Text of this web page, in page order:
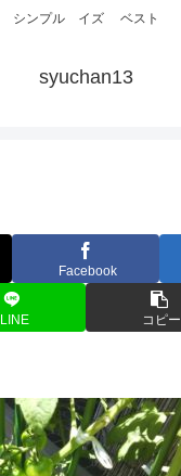
シンプル イズ ベスト
syuchan13
Facebook
LINE コピー